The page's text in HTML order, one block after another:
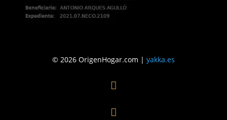
© 2026 OrigenHogar.com | yakka.es

